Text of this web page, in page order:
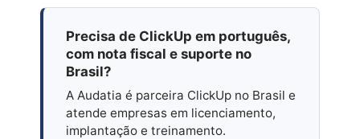
Precisa de ClickUp em português,
com nota fiscal e suporte no
Brasil?
A Audatia é parceira ClickUp no Brasil e
atende empresas em licenciamento,
implantação e treinamento.